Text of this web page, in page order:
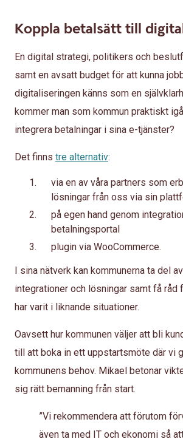
Koppla betalsätt till
En digital strategi, politikers och
samt en avsatt budget för att kunna
digitaliseringen känns som en
kommer man som kommun praktiskt
integrera betalningar i sina e-tjänster?
Det finns tre alternativ:
via en av våra partners som
lösningar från oss via sin
på egen hand genom
betalningsportal
plugin via WooCommerce.
I sina nätverk kan kommunerna ta del
integrationer och lösningar samt få råd
har varit i liknande situationer.
Oavsett hur kommunen väljer att bli
till att boka in ett uppstartsmöte där vi
kommunens behov. Mikael betonar
sig rätt bemanning från start.
”Vi rekommendera att förutom
även ta med IT och ekonomi så